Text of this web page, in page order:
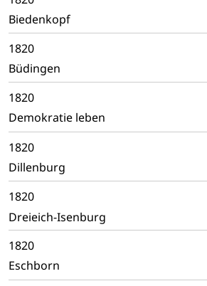
Biedenkopf
1820
Büdingen
1820
Demokratie leben
1820
Dillenburg
1820
Dreieich-Isenburg
1820
Eschborn